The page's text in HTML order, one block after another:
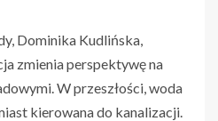
Dominika Kudlińska,
zmienia perspektywę na
W przeszłości, woda
kierowana do kanalizacji.